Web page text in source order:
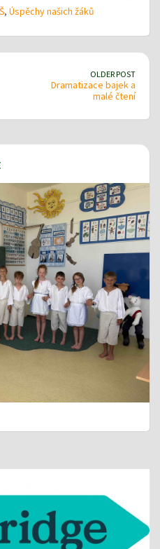
, Úspěchy našich žáků
OLDER POST
Dramatizace bajek a
malé čtení